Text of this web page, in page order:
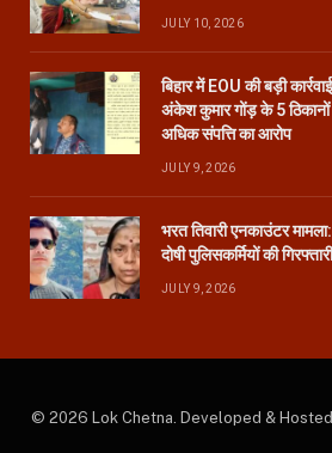
JULY 10, 2026
बिहार में EOU की बड़ी
अंकेश कुमार गोंड़ के 5
अधिक संपत्ति का आरोप
JULY 9, 2026
भरत तिवारी एनकाउंटर
दोषी पुलिसकर्मियों की
JULY 9, 2026
© 2026 Lok Chetna. Developed &